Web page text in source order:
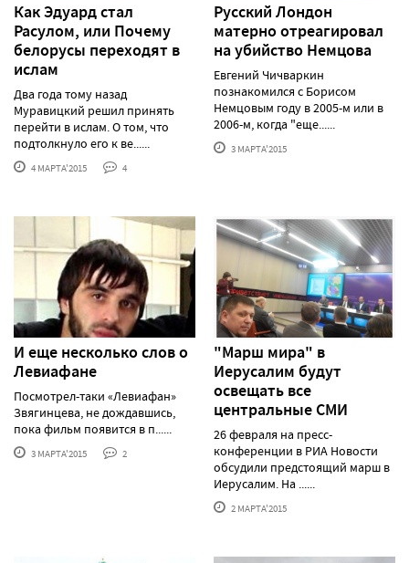
Как Эдуард стал
Расулом, или Почему
белорусы переходят в
ислам
Два года тому назад
Муравицкий решил принять
перейти в ислам. О том, что
подтолкнуло его к ве......
4 МАРТА'2015 4
Русский Лондон
матерно отреагировал
на убийство Немцова
Евгений Чичваркин
познакомился с Борисом
Немцовым году в 2005-м или в
2006-м, когда "еще......
3 МАРТА'2015
И еще несколько слов о
Левиафане
Посмотрел-таки «Левиафан»
Звягинцева, не дождавшись,
пока фильм появится в п......
3 МАРТА'2015 2
"Марш мира" в
Иерусалим будут
освещать все
центральные СМИ
26 февраля на пресс-
конференции в РИА Новости
обсудили предстоящий марш в
Иерусалим. На ......
2 МАРТА'2015